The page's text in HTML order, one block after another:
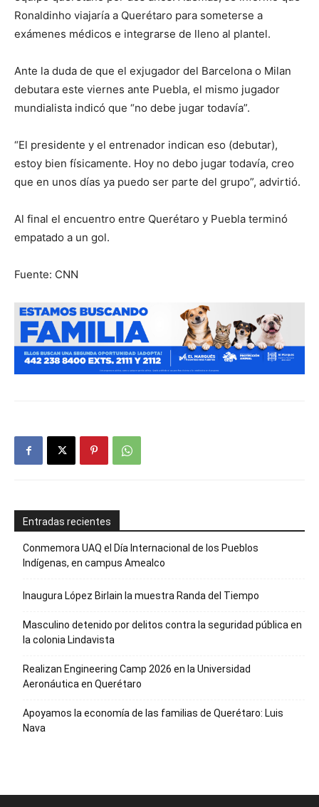
Ronaldinho viajaría a Querétaro para someterse a
exámenes médicos e integrarse de lleno al plantel.
Ante la duda de que el exjugador del Barcelona o Milan
debutara este viernes ante Puebla, el mismo jugador
mundialista indicó que “no debe jugar todavía”.
“El presidente y el entrenador indican eso (debutar),
estoy bien físicamente. Hoy no debo jugar todavía, creo
que en unos días ya puedo ser parte del grupo”, advirtió.
Al final el encuentro entre Querétaro y Puebla terminó
empatado a un gol.
Fuente: CNN
Entradas recientes
Conmemora UAQ el Día Internacional de los Pueblos
Indígenas, en campus Amealco
Inaugura López Birlain la muestra Randa del Tiempo
Masculino detenido por delitos contra la seguridad pública en
la colonia Lindavista
Realizan Engineering Camp 2026 en la Universidad
Aeronáutica en Querétaro
Apoyamos la economía de las familias de Querétaro: Luis
Nava